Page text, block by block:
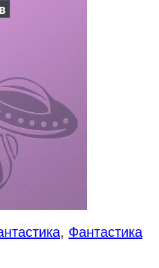
, Фантастика